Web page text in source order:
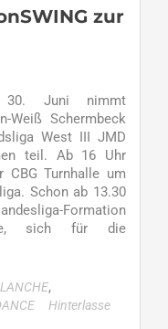
zur
30. Juni nimmt
Weiß Schermbeck
West III JMD
teil. Ab 16 Uhr
CBG Turnhalle um
Schon ab 13.30
Formation
sich für die
,
Hinterlasse